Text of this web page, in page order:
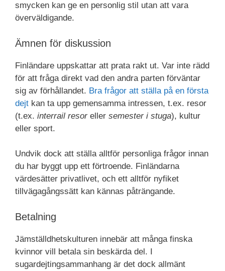
smycken kan ge en personlig stil utan att vara
överväldigande.
Ämnen för diskussion
Finländare uppskattar att prata rakt ut. Var inte rädd
för att fråga direkt vad den andra parten förväntar
sig av förhållandet. Bra frågor att ställa på en första
dejt kan ta upp gemensamma intressen, t.ex. resor
(t.ex. interrail resoreller semester i stuga), kultur
eller sport.
Undvik dock att ställa alltför personliga frågor innan
du har byggt upp ett förtroende. Finländarna
värdesätter privatlivet, och ett alltför nyfiket
tillvägagångssätt kan kännas påträngande.
Betalning
Jämställdhetskulturen innebär att många finska
kvinnor vill betala sin beskärda del. I
sugardejtingsammanhang är det dock allmänt